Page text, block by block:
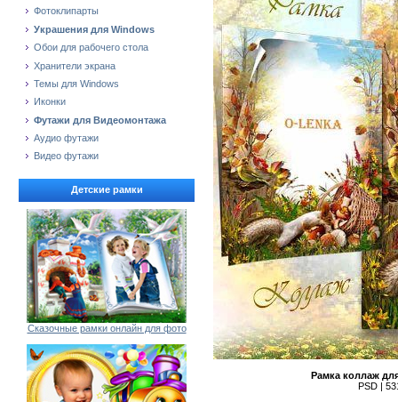
Фотоклипарты
Украшения для Windows
Обои для рабочего стола
Хранители экрана
Темы для Windows
Иконки
Футажи для Видеомонтажа
Аудио футажи
Видео футажи
Детские рамки
Сказочные рамки онлайн для фото
Рамка коллаж
PSD |